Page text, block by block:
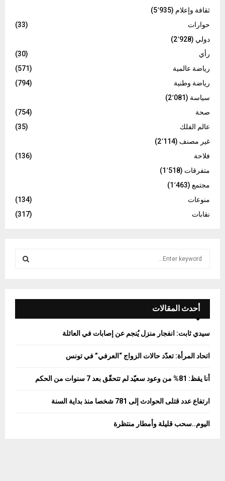
ثقافة وإعلام (5٬935)
حوارات
(33)
دولي (2٬928)
رأي
(30)
رياضة عالمية
(571)
رياضة وطنية
(794)
سياسة (2٬081)
صحة
(754)
عالم الفلك
(35)
غير مصنف (2٬114)
فلاحة
(136)
متفرقات (1٬518)
مجتمع (1٬463)
منوعات
(134)
نقابات
(317)
f
r
E
A
أحدث المقالات
سيدي ثابت: انفجار منزل يُنجم عن إصابات في العائلة
اتحاد المرأة: تعدّد حالات الزواج “العرفي” في تونس
أنا يقظ: 81% من وعود سعيّد لم تتحقّق بعد 7 سنوات من الحكم
ارتفاع عدد قتلى الحوادث إلى 781 شخصا منذ بداية السنة
اليوم..سحب قليلة وأمطار منتظرة